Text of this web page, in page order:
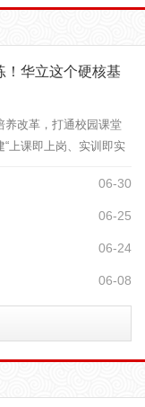
！华立这个硬核基
养改革，打通校园课堂
上课即上岗、实训即实
16:30，广州华立学院
办...
06-30
06-25
06-24
06-08